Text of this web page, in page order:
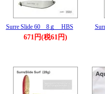
Surre Slide 60 8ｇ HBS
671円(税61円)